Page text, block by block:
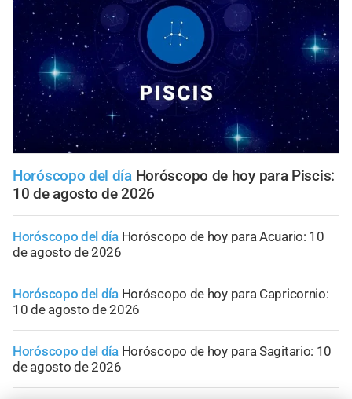
Horóscopo del día Horóscopo de hoy para Piscis:
10 de agosto de 2026
Horóscopo del día Horóscopo de hoy para Acuario: 10
de agosto de 2026
Horóscopo del día Horóscopo de hoy para Capricornio:
10 de agosto de 2026
Horóscopo del día Horóscopo de hoy para Sagitario: 10
de agosto de 2026